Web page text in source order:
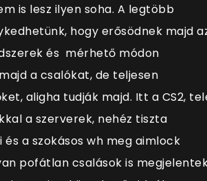
is lesz ilyen soha. A legtöbb
hogy erősödnek majd
és mérhető módon
a csalókat, de teljesen
aligha tudják majd. Itt a CS2,
a szerverek, nehéz tiszta
a szokásos wh meg aimlock
pofátlan csalások is